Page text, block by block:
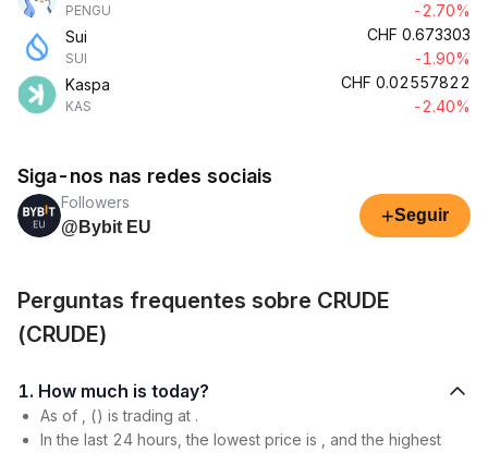
PENGU
-2.70%
Sui
SUI
CHF 0.673303
-1.90%
Kaspa
KAS
CHF 0.02557822
-2.40%
Siga-nos nas redes sociais
Followers
@Bybit EU
+Seguir
Perguntas frequentes sobre CRUDE
(CRUDE)
1. How much is today?
As of , () is trading at .
In the last 24 hours, the lowest price is , and the highest